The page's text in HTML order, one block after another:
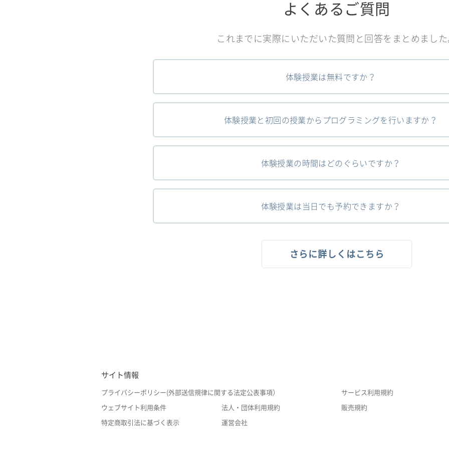
よくあるご質問
これまでに実際にいただいた質問と回答をまとめまし
体験授業は無料ですか？
体験授業と初回の授業からプログラミングを行いますか？
体験授業の時間はどのぐらいですか？
体験授業は当日でも予約できますか？
さらに詳しくはこちら
サイト情報
プライバシーポリシー(外部送信規律に関する法定公表事項） サービス利用規約
ウェブサイト利用条件 法人・団体利用規約 販売規約
特定商取引法に基づく表示 運営会社